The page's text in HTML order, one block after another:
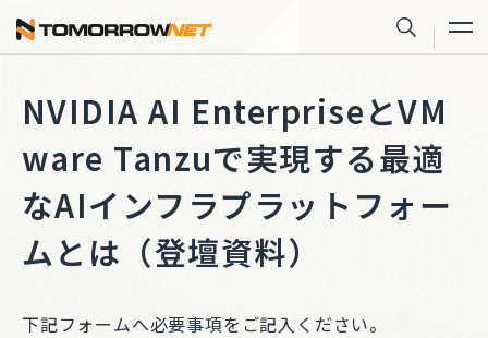
株式会社トゥモロー・ネット
サイト内
NVIDIA AI EnterpriseとVM
ware Tanzuで実現する最適
なAIインフラプラットフォー
ムとは（登壇資料）
下記フォームへ必要事項をご記入ください。